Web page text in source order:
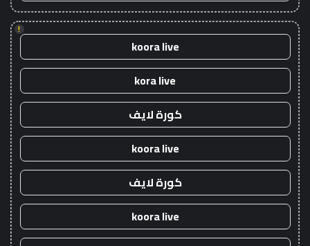
!
koora live
kora live
كورة لايف
koora live
كورة لايف
koora live